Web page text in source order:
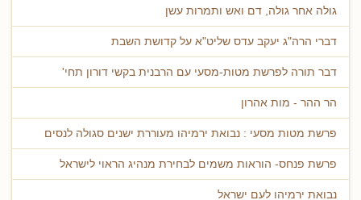
גולה אחר גולה, דם ואש ותמרות עשן
דברי הרה"ג יעקב עדס שליט"א על קדושת השבת
דבר תורה לפרשת מטות-מסעי עם הרבנית בקשי דורון תחי'
הר ההר - מות אהרון
פרשת מטות מסעי : נבואת ירמיהו מעוררת ישנים סגולה לנסים
פרשת פנחס- הוראות משמים לבחירת מנהיג הראוי לישראל
נבואת ירמיהו לעם ישראל